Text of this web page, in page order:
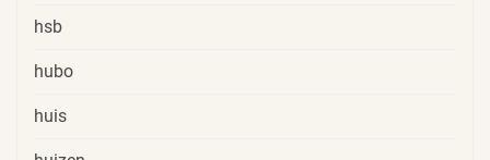
hsb
hubo
huis